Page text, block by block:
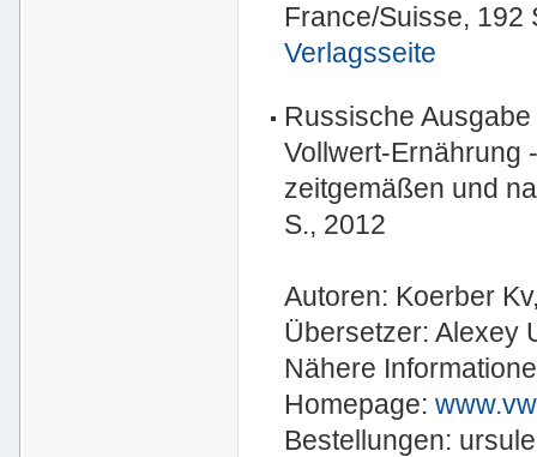
France/Suisse, 192
Verlagsseite
Russische
Vollwert-Ernährung
zeitgemäßen und
S., 2012
Autoren: Koerber
Übersetzer: Alexey
Nähere
Homepage:
Bestellungen: